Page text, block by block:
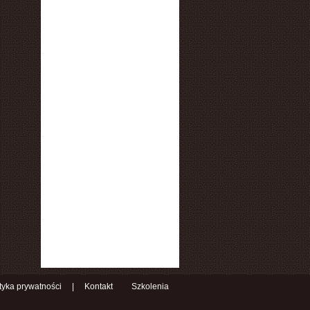
prywatności Kontakt Szkolenia